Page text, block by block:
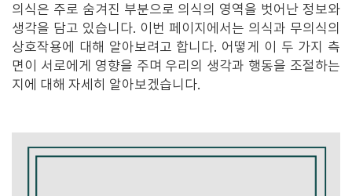
의식은 주로 숨겨진 부분으로 의식의 영역을 벗어난 정보와
생각을 담고 있습니다. 이번 페이지에서는 의식과 무의식의
상호작용에 대해 알아보려고 합니다. 어떻게 이 두 가지 측
면이 서로에게 영향을 주며 우리의 생각과 행동을 조절하는
지에 대해 자세히 알아보겠습니다.